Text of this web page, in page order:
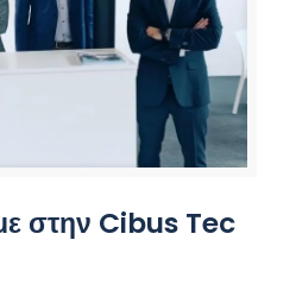
στην Cibus Tec